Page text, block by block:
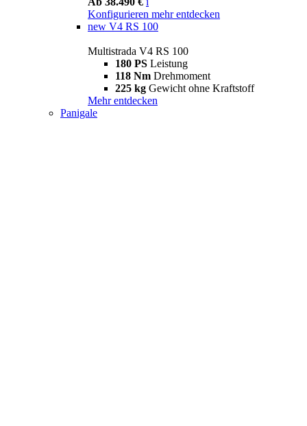
Konfigurieren mehr entdecken
new V4 RS 100
Multistrada V4 RS 100
180 PS Leistung
118 Nm Drehmoment
225 kg Gewicht ohne Kraftstoff
Mehr entdecken
Panigale